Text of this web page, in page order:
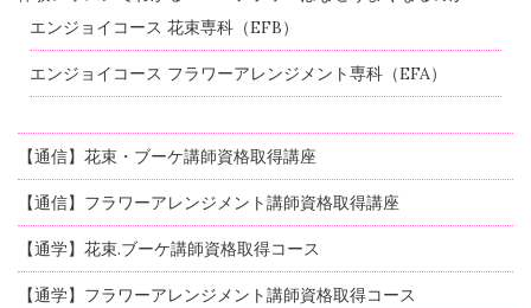
エンジョイコース 花束専科（EFB）
エンジョイコース フラワーアレンジメント専科（EFA）
【通信】花束・ブーケ講師資格取得講座
【通信】フラワーアレンジメント講師資格取得講座
【通学】花束.ブーケ講師資格取得コース
【通学】フラワーアレンジメント講師資格取得コース